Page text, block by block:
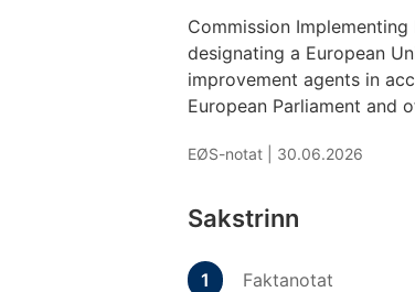
Commission
designating a European
improvement agents in
European Parliament and
EØS-notat | 30.06.2026
Sakstrinn
Faktanotat